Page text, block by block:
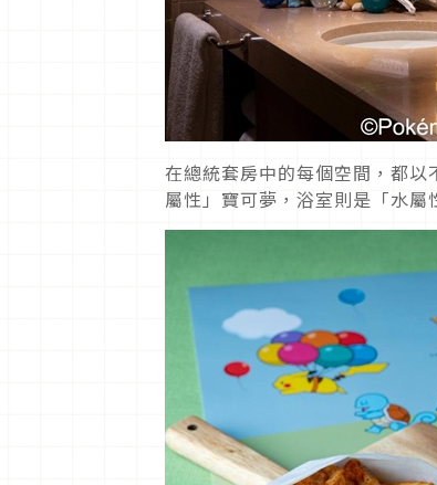
在總統套房中的每個空間，都
屬性」寶可夢，浴室則是「水屬